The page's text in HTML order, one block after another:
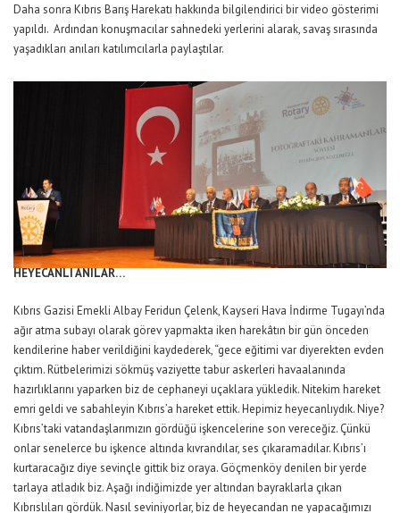
Daha sonra Kıbrıs Barış Harekatı hakkında bilgilendirici bir video gösterimi
yapıldı. Ardından konuşmacılar sahnedeki yerlerini alarak, savaş sırasında
yaşadıkları anıları katılımcılarla paylaştılar.
HEYECANLI ANILAR…
Kıbrıs Gazisi Emekli Albay Feridun Çelenk, Kayseri Hava İndirme Tugayı’nda
ağır atma subayı olarak görev yapmakta iken harekâtın bir gün önceden
kendilerine haber verildiğini kaydederek, “gece eğitimi var diyerekten evden
çıktım. Rütbelerimizi sökmüş vaziyette tabur askerleri havaalanında
hazırlıklarını yaparken biz de cephaneyi uçaklara yükledik. Nitekim hareket
emri geldi ve sabahleyin Kıbrıs’a hareket ettik. Hepimiz heyecanlıydık. Niye?
Kıbrıs’taki vatandaşlarımızın gördüğü işkencelerine son vereceğiz. Çünkü
onlar senelerce bu işkence altında kıvrandılar, ses çıkaramadılar. Kıbrıs’ı
kurtaracağız diye sevinçle gittik biz oraya. Göçmenköy denilen bir yerde
tarlaya atladık biz. Aşağı indiğimizde yer altından bayraklarla çıkan
Kıbrıslıları gördük. Nasıl seviniyorlar, biz de heyecandan ne yapacağımızı